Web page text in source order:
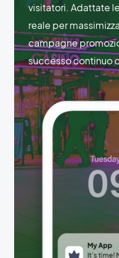
visitatori. Adattate
reale per
campagne
successo continuo